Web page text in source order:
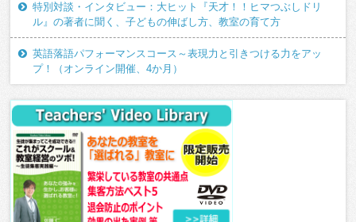
特別対談・インタビュー：大ヒット『天才！！ヒマつぶしドリ
ル』の著者に聞く、子どもの伸ばし方、教室の育て方
英語落語パフォーマンスコース～表現力と引きつける力をアッ
プ！（オンライン開催、4か月）